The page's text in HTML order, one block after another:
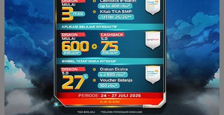
Kalau di bidang moneter, pemerintah Jepang berusaha untuk
mempertahankan nilai gulden Belanda. Hal itu dilakukan agar
harga barang-barang dapat dipertahankan sebelum perang.